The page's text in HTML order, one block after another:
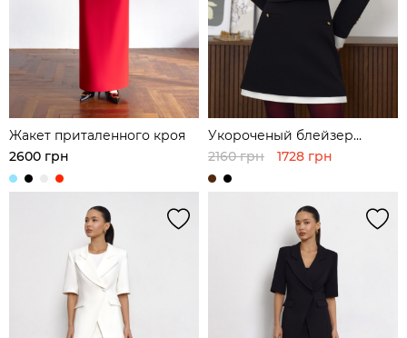
Жакет приталенного кроя
2600 грн
Укороченый блейзер
прямого кроя с
декоративными вставками
2160 грн 1728 грн